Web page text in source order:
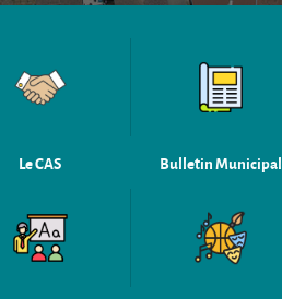
Le CAS Bulletin Municipal